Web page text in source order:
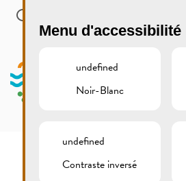
Skip to main content
Menu d'accessibilité
undefined
Noir-Blanc
undefined
Contraste inversé